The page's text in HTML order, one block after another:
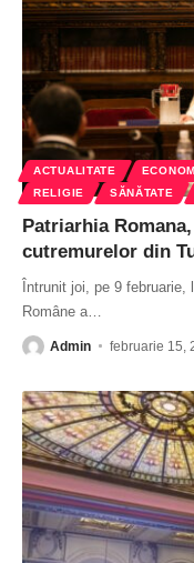
ACTUALITATE
RELIGIE
SĂNĂTATE
Patriarhia
cutremurelor din
Întrunit joi, pe 9
Române a
Admin februarie 15,